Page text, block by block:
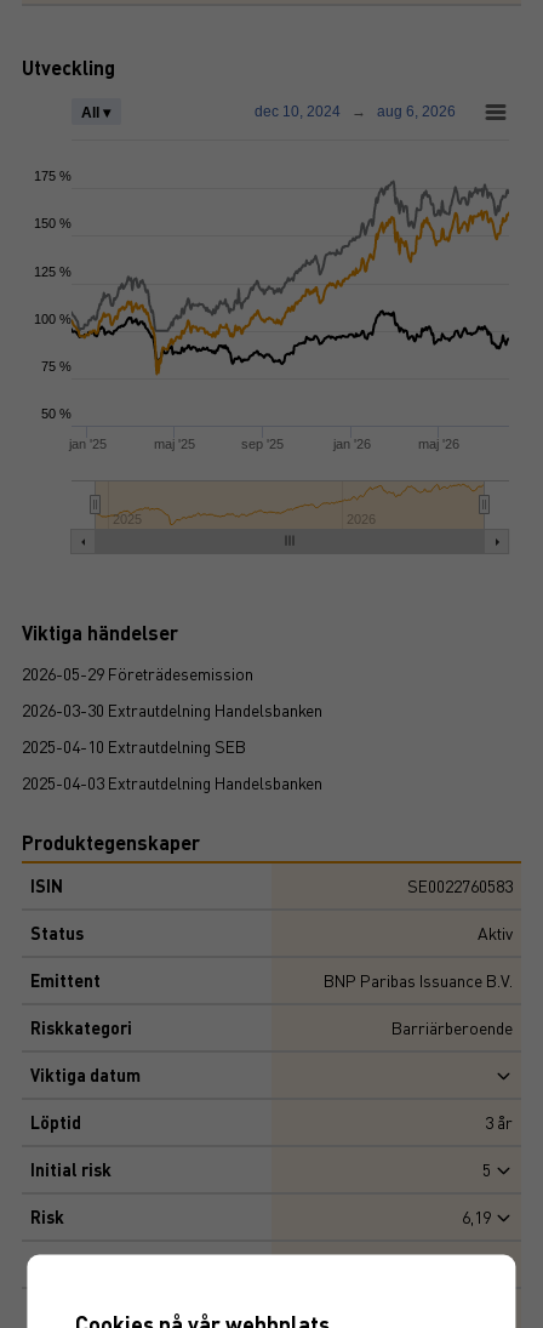
Utveckling
jan '25 maj '25 sep '25 jan '26 maj '26
2025 2026
All ▾ dec 10, 2024 → aug 6, 2026
50 %
75 %
100 %
125 %
150 %
175 %
Viktiga händelser
2026-05-29 Företrädesemission
2026-03-30 Extrautdelning Handelsbanken
2025-04-10 Extrautdelning SEB
2025-04-03 Extrautdelning Handelsbanken
Produktegenskaper
ISIN SE0022760583
Status Aktiv
Emittent BNP Paribas Issuance B.V.
Riskkategori Barriärberoende
Viktiga datum
Löptid 3 år
Initial risk 5
Risk 6,19
Teckningspost 10 000 SEK
Emissionskurs